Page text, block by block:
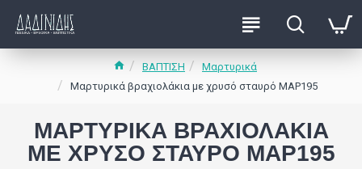
ΒΑΠΤΙΣΗ
Μαρτυρικά
Μαρτυρικά βραχιολάκια με χρυσό σταυρό ΜΑΡ195
ΜΑΡΤΥΡΙΚΆ ΒΡΑΧΙΟΛΆΚΙΑ
ΜΕ ΧΡΥΣΌ ΣΤΑΥΡΌ ΜΑΡ195